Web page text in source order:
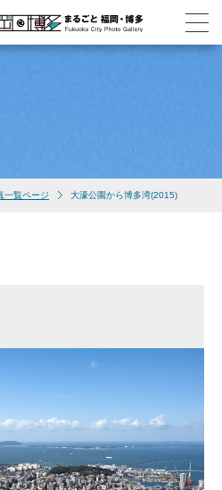
一覧ページ 大濠公園から博多湾(2015)